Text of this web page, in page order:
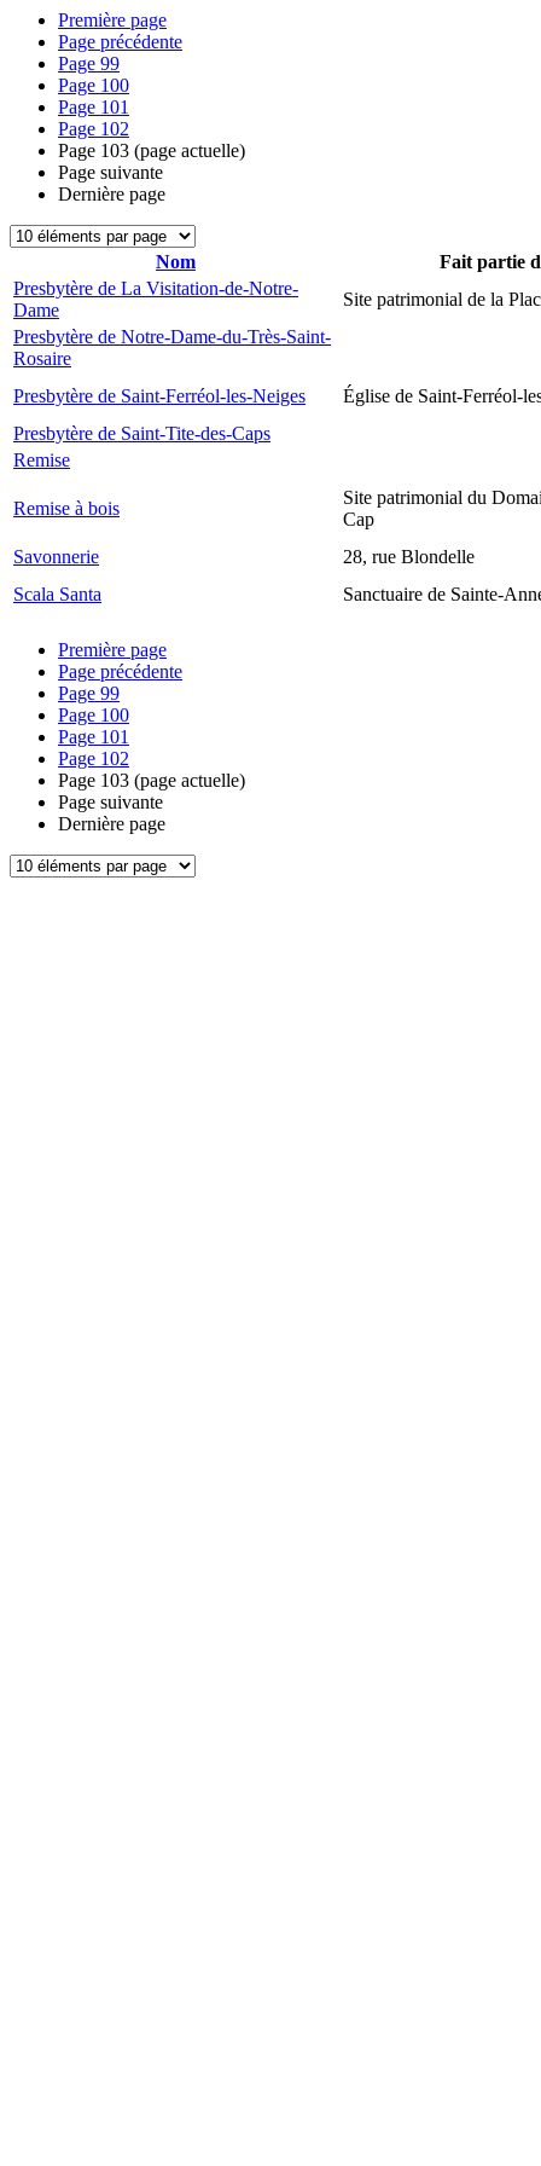
Première page
Page précédente
Page 99
Page 100
Page 101
Page 102
Page 103 (page actuelle)
Page suivante
Dernière page
Nom
Fait partie
Presbytère de La Visitation-de-Notre-
Dame
Site patrimonial de la
Presbytère de Notre-Dame-du-Très-Saint-
Rosaire
Presbytère de Saint-Ferréol-les-Neiges
Église de Saint-Ferréol-
Presbytère de Saint-Tite-des-Caps
Remise
Remise à bois
Site patrimonial du
Cap
Savonnerie
28, rue Blondelle
Scala Santa
Sanctuaire de Sainte-
Première page
Page précédente
Page 99
Page 100
Page 101
Page 102
Page 103 (page actuelle)
Page suivante
Dernière page